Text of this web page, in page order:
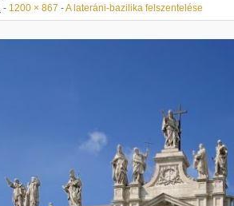
- 1200 × 867 -A lateráni-bazilika felszentelése